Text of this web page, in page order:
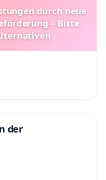
durch neue
– Bitte
der